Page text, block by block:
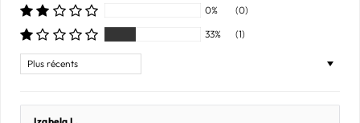
0%
(0)
33%
(1)
Sort by